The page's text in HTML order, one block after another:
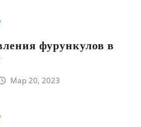
фурункулов в
Мар 20, 2023